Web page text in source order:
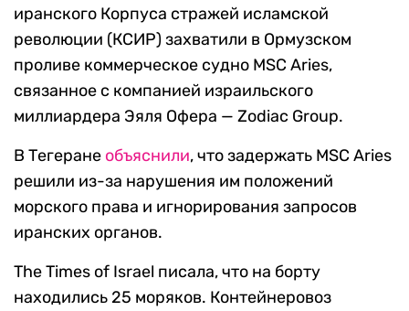
иранского Корпуса стражей исламской
революции (КСИР) захватили в Ормузском
проливе коммерческое судно MSC Aries,
связанное с компанией израильского
миллиардера Эяля Офера — Zodiac Group.
В Тегеране объяснили, что задержать MSC Aries
решили из-за нарушения им положений
морского права и игнорирования запросов
иранских органов.
The Times of Israel писала, что на борту
находились 25 моряков. Контейнеровоз